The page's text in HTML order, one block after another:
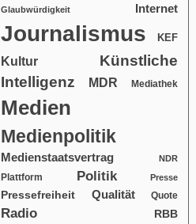
Glaubwürdigkeit Internet
Journalismus KEF
Kultur
Künstliche
Intelligenz
MDR Mediathek
Medien
Medienpolitik
Medienstaatsvertrag NDR
Plattform Politik Presse
Pressefreiheit Qualität Quote
Radio RBB